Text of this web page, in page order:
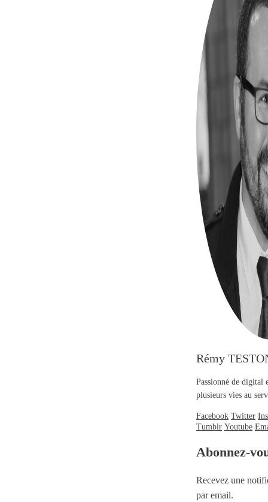
Rémy
Passionné de digital
plusieurs vies au
Facebook Twitter
Tumblr Youtube
Abonnez-
Recevez une
par email.